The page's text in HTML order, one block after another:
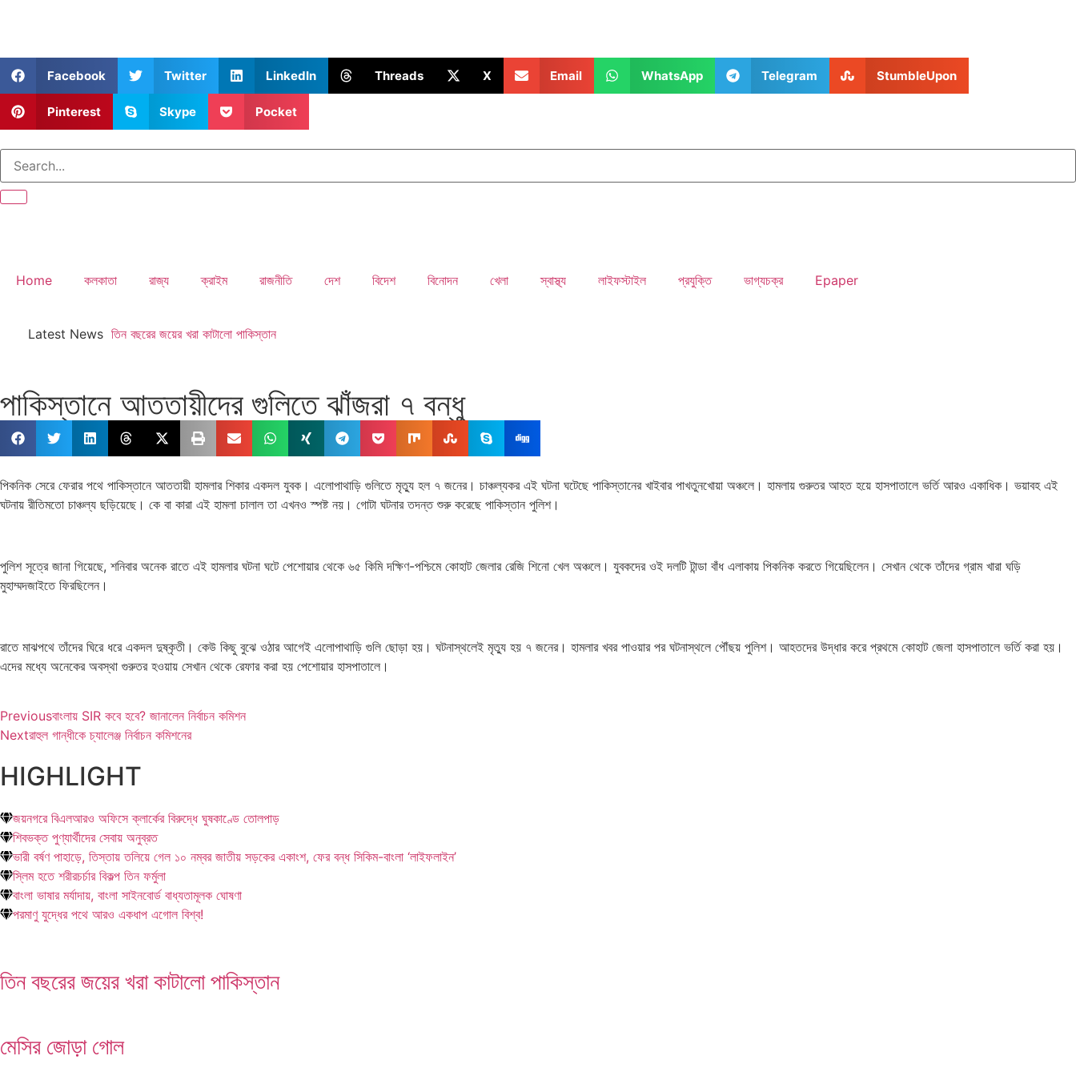
Facebook Twitter LinkedIn Threads X Email WhatsApp Telegram StumbleUpon
Pinterest Skype Pocket
Home কলকাতা রাজ্য ক্রাইম রাজনীতি দেশ বিদেশ বিনোদন খেলা স্বাস্থ্য লাইফস্টাইল প্রযুক্তি ভাগ্যচক্র Epaper
Latest News তিন বছরের জয়ের খরা কাটালো পাকিস্তান
পাকিস্তানে আততায়ীদের গুলিতে ঝাঁজরা ৭ বন্ধু
পিকনিক সেরে ফেরার পথে পাকিস্তানে আততায়ী হামলার শিকার একদল যুবক। এলোপাথাড়ি গুলিতে মৃত্যু হল ৭ জনের। চাঞ্চল্যকর এই ঘটনা ঘটেছে পাকিস্তানের খাইবার পাখতুনখোয়া অঞ্চলে। হামলায় গুরুতর আহত হয়ে হাসপাতালে ভর্তি আরও একাধিক। ভয়াবহ এই
ঘটনায় রীতিমতো চাঞ্চল্য ছড়িয়েছে। কে বা কারা এই হামলা চালাল তা এখনও স্পষ্ট নয়। গোটা ঘটনার তদন্ত শুরু করেছে পাকিস্তান পুলিশ।
পুলিশ সূত্রে জানা গিয়েছে, শনিবার অনেক রাতে এই হামলার ঘটনা ঘটে পেশোয়ার থেকে ৬৫ কিমি দক্ষিণ-পশ্চিমে কোহাট জেলার রেজি শিনো খেল অঞ্চলে। যুবকদের ওই দলটি টান্ডা বাঁধ এলাকায় পিকনিক করতে গিয়েছিলেন। সেখান থেকে তাঁদের গ্রাম খারা ঘড়ি
মুহাম্মদজাইতে ফিরছিলেন।
রাতে মাঝপথে তাঁদের ঘিরে ধরে একদল দুষ্কৃতী। কেউ কিছু বুঝে ওঠার আগেই এলোপাথাড়ি গুলি ছোড়া হয়। ঘটনাস্থলেই মৃত্যু হয় ৭ জনের। হামলার খবর পাওয়ার পর ঘটনাস্থলে পৌঁছয় পুলিশ। আহতদের উদ্ধার করে প্রথমে কোহাট জেলা হাসপাতালে ভর্তি করা হয়।
এদের মধ্যে অনেকের অবস্থা গুরুতর হওয়ায় সেখান থেকে রেফার করা হয় পেশোয়ার হাসপাতালে।
Previousবাংলায় SIR কবে হবে? জানালেন নির্বাচন কমিশন
Nextরাহুল গান্ধীকে চ্যালেঞ্জ নির্বাচন কমিশনের
HIGHLIGHT
জয়নগরে বিএলআরও অফিসে ক্লার্কের বিরুদ্ধে ঘুষকাণ্ডে তোলপাড়
শিবভক্ত পুণ্যার্থীদের সেবায় অনুব্রত
ভারী বর্ষণ পাহাড়ে, তিস্তায় তলিয়ে গেল ১০ নম্বর জাতীয় সড়কের একাংশ, ফের বন্ধ সিকিম-বাংলা ‘লাইফলাইন’
স্লিম হতে শরীরচর্চার বিকল্প তিন ফর্মুলা
বাংলা ভাষার মর্যাদায়, বাংলা সাইনবোর্ড বাধ্যতামূলক ঘোষণা
পরমাণু যুদ্ধের পথে আরও একধাপ এগোল বিশ্ব!
তিন বছরের জয়ের খরা কাটালো পাকিস্তান
মেসির জোড়া গোল